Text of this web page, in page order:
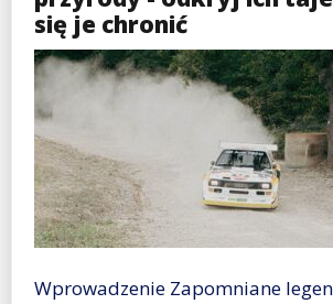
się je chronić
Wprowadzenie Zapomniane